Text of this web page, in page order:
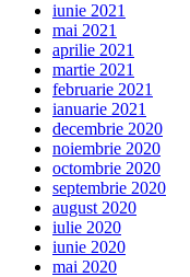
iunie 2021
mai 2021
aprilie 2021
martie 2021
februarie 2021
ianuarie 2021
decembrie 2020
noiembrie 2020
octombrie 2020
septembrie 2020
august 2020
iulie 2020
iunie 2020
mai 2020